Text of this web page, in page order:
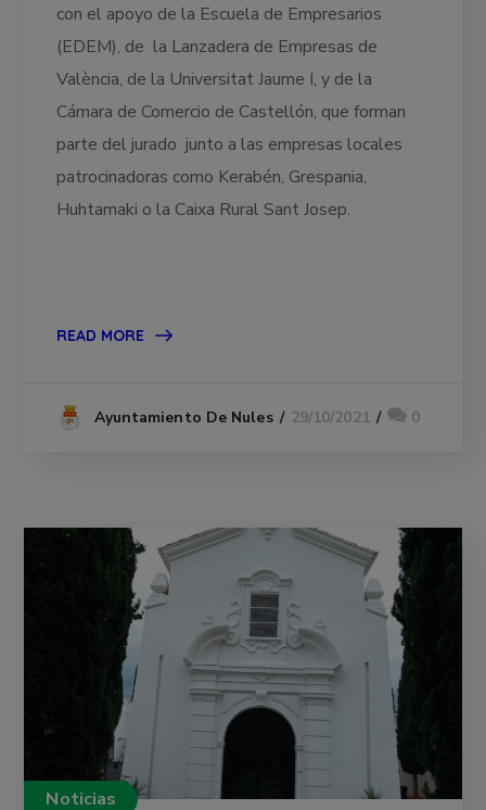
con el apoyo de la Escuela de Empresarios
(EDEM), de la Lanzadera de Empresas de
València, de la Universitat Jaume I, y de la
Cámara de Comercio de Castellón, que forman
parte del jurado junto a las empresas locales
patrocinadoras como Kerabén, Grespania,
Huhtamaki o la Caixa Rural Sant Josep.
READ MORE
Ayuntamiento De Nules 29/10/2021 0
Noticias